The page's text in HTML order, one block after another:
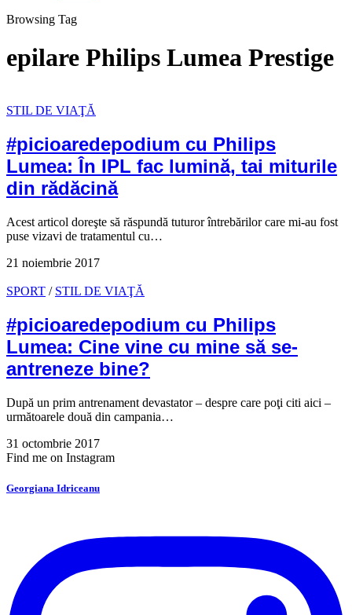
Browsing Tag
epilare Philips Lumea Prestige
STIL DE VIAŢĂ
#picioaredepodium cu Philips
Lumea: În IPL fac lumină, tai miturile
din rădăcină
Acest articol doreşte să răspundă tuturor întrebărilor care mi-au fost
puse vizavi de tratamentul cu…
21 noiembrie 2017
SPORT / STIL DE VIAŢĂ
#picioaredepodium cu Philips
Lumea: Cine vine cu mine să se-
antreneze bine?
După un prim antrenament devastator – despre care poţi citi aici –
următoarele două din campania…
31 octombrie 2017
Find me on Instagram
Georgiana Idriceanu